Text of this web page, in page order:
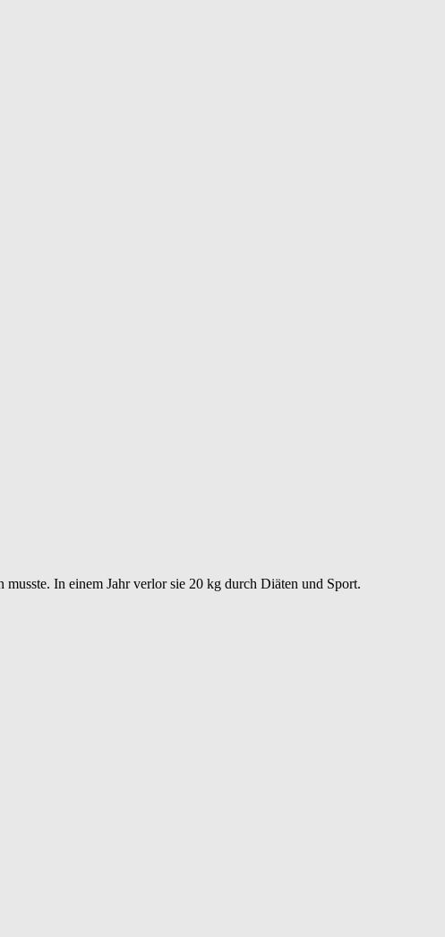
In einem Jahr verlor sie 20 kg durch Diäten und Sport.